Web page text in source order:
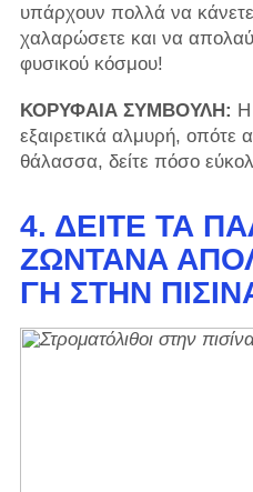
υπάρχουν πολλά να
χαλαρώσετε και να
φυσικού κόσμου!
ΚΟΡΥΦΑΙΑ ΣΥΜΒΟΥΛΗ: Η
εξαιρετικά αλμυρή, οπότε
θάλασσα, δείτε πόσο
4. ΔΕΊΤΕ ΤΑ
ΖΩΝΤΑΝΆ
ΓΗ ΣΤΗΝ